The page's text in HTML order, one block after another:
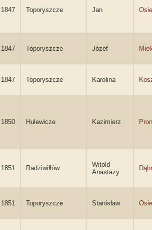
1847 Toporyszcze Jan
1847 Toporyszcze Józef
1847 Toporyszcze Karolina
1850 Hulewicze Kazimierz
1851 Radziwiłłów
Witold
Anastazy
1851 Toporyszcze Stanisław